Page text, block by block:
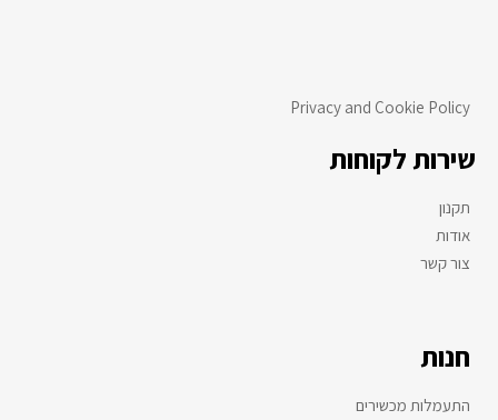
Privacy and Cookie Policy
שירות לקוחות
תקנון
אודות
צור קשר
התעמלות מכשירים